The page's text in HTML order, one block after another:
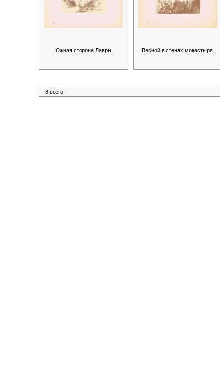
Южная сторона Лавры. Весной в стенах монастыря.
8 всего